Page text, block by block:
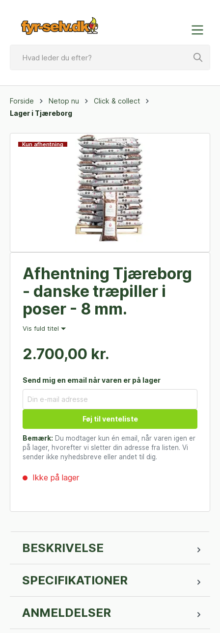
Forside Netop nu
Click & collect
Lager i Tjæreborg
Kun afhentning
Afhentning Tjæreborg
- danske træpiller i
poser - 8 mm.
Vis fuld titel
2.700,00 kr.
Send mig en email når varen er på lager
Føj til venteliste
Bemærk: Du modtager kun én email, når varen igen er
på lager, hvorefter vi sletter din adresse fra listen. Vi
sender ikke nyhedsbreve eller andet til dig.
Ikke på lager
BESKRIVELSE
SPECIFIKATIONER
ANMELDELSER